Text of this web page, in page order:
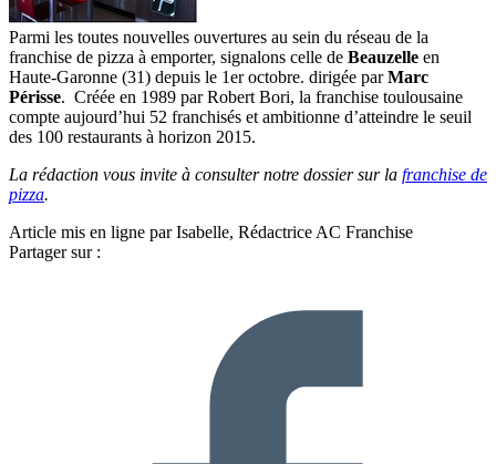
Parmi les toutes nouvelles ouvertures au sein du réseau de la
franchise de pizza à emporter, signalons celle de Beauzelle en
Haute-Garonne (31) depuis le 1er octobre. dirigée parMarc
Périsse. Créée en 1989 par Robert Bori, la franchise toulousaine
compte aujourd’hui 52 franchisés et ambitionne d’atteindre le seuil
des 100 restaurants à horizon 2015.
La rédaction vous invite à consulter notre dossier sur la franchise de
pizza.
Article mis en ligne par Isabelle, Rédactrice AC Franchise
Partager sur :